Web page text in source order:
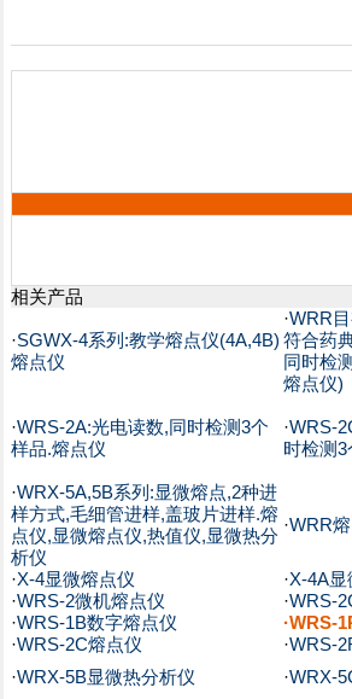
相关产品
·SGWX-4系列:教学熔点仪(4A,4B)
熔点仪
·WRR
符合药
同时检
熔点仪)
·WRS-2A:光电读数,同时检测3个
样品.熔点仪
·WRS-
时检测
·WRX-5A,5B系列:显微熔点,2种进
样方式,毛细管进样,盖玻片进样.熔
点仪,显微熔点仪,热值仪,显微热分
析仪
·WRR
·X-4显微熔点仪 ·X-4A显
·WRS-2微机熔点仪 ·WRS-
·WRS-1B数字熔点仪
·WRS-
·WRS-2C熔点仪 ·WRS-
·WRX-5B显微热分析仪 ·WRX-